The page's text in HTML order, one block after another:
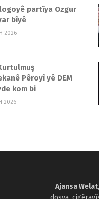
partîya Ozgur
bîyê
2026
Pêroyî yê DEM
kom bi
2026
Ajansa